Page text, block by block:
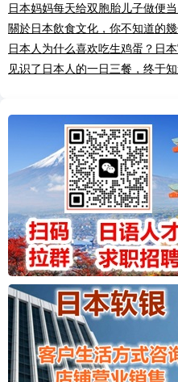
日本妈妈每天给双胞胎儿子做便
關於日本飲食文化，你不知道的幾
日本人为什么喜欢吃生鸡蛋？日
见识了日本人的一日三餐，终于知